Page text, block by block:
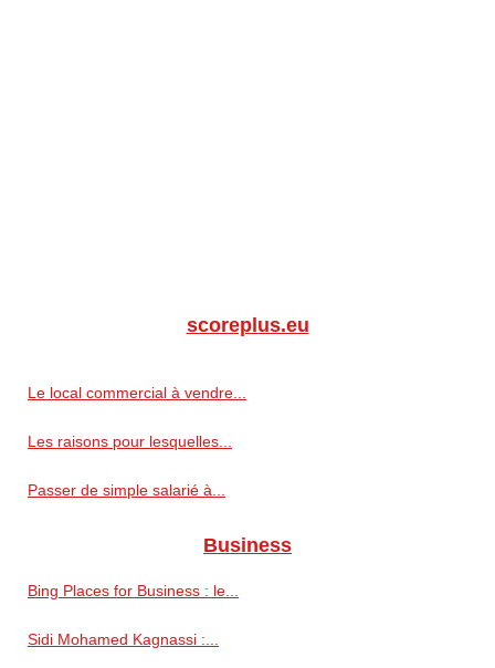
scoreplus.eu
Le local commercial à vendre...
Les raisons pour lesquelles...
Passer de simple salarié à...
Business
Bing Places for Business : le...
Sidi Mohamed Kagnassi :...